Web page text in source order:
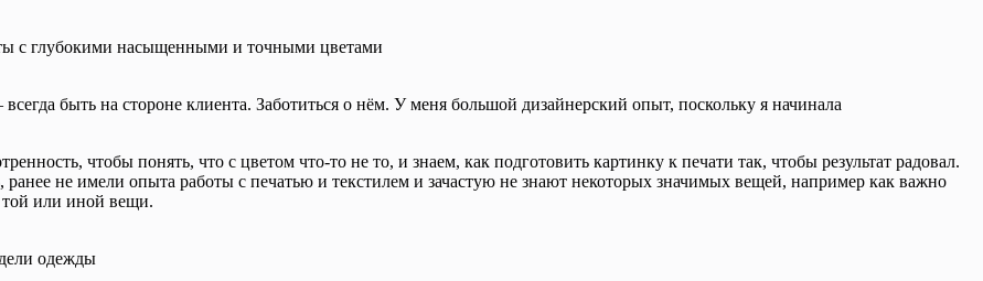
с глубокими насыщенными и точными цветами
быть на стороне клиента. Заботиться о нём. У меня большой дизайнерский опыт, поскольку я начинала
чтобы понять, что с цветом что-то не то, и знаем, как подготовить картинку к печати так, чтобы результат радовал.
ранее не имели опыта работы с печатью и текстилем и зачастую не знают некоторых значимых вещей, например как важно
той или иной вещи.
одежды